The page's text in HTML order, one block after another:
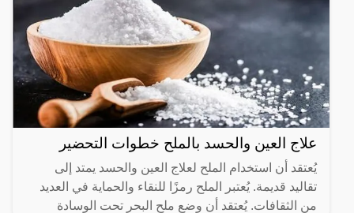
علاج العين والحسد بالملح خطوات التحضير
يُعتقد أن استخدام الملح لعلاج العين والحسد يمتد إلى
تقاليد قديمة. يُعتبر الملح رمزًا للنقاء والحماية في العديد
من الثقافات. يُعتقد أن وضع ملح البحر تحت الوسادة